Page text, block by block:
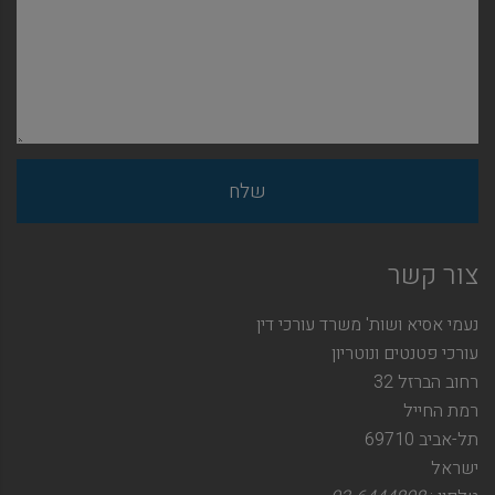
צור קשר
נעמי אסיא ושות' משרד עורכי דין
עורכי פטנטים ונוטריון
רחוב הברזל 32
רמת החייל
תל-אביב 69710
ישראל